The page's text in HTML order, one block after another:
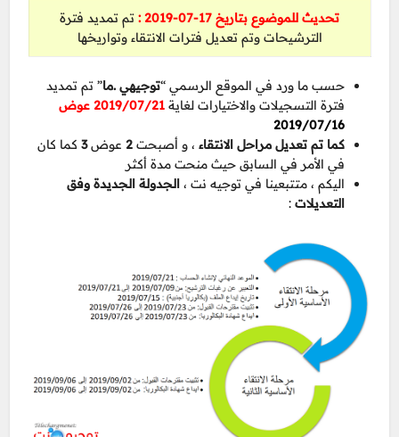
تحديث للموضوع بتاريخ 17-07-2019 :
تم تمديد فترة
الترشيحات وتم تعديل فترات الانتقاء وتواريخها
حسب ما ورد في الموقع الرسمي “توجيهي .ما” تم تمديد
فترة التسجيلات والاختيارات لغاية2019/07/21 عوض
2019/07/16
كما تم تعديل مراحل الانتقاء ، و أصبحت2 عوض3 كما كان
في الأمر في السابق حيث منحت مدة أكثر
اليكم ، متتبعينا في توجيه نت ،الجدولة الجديدة وفق
التعديلات: